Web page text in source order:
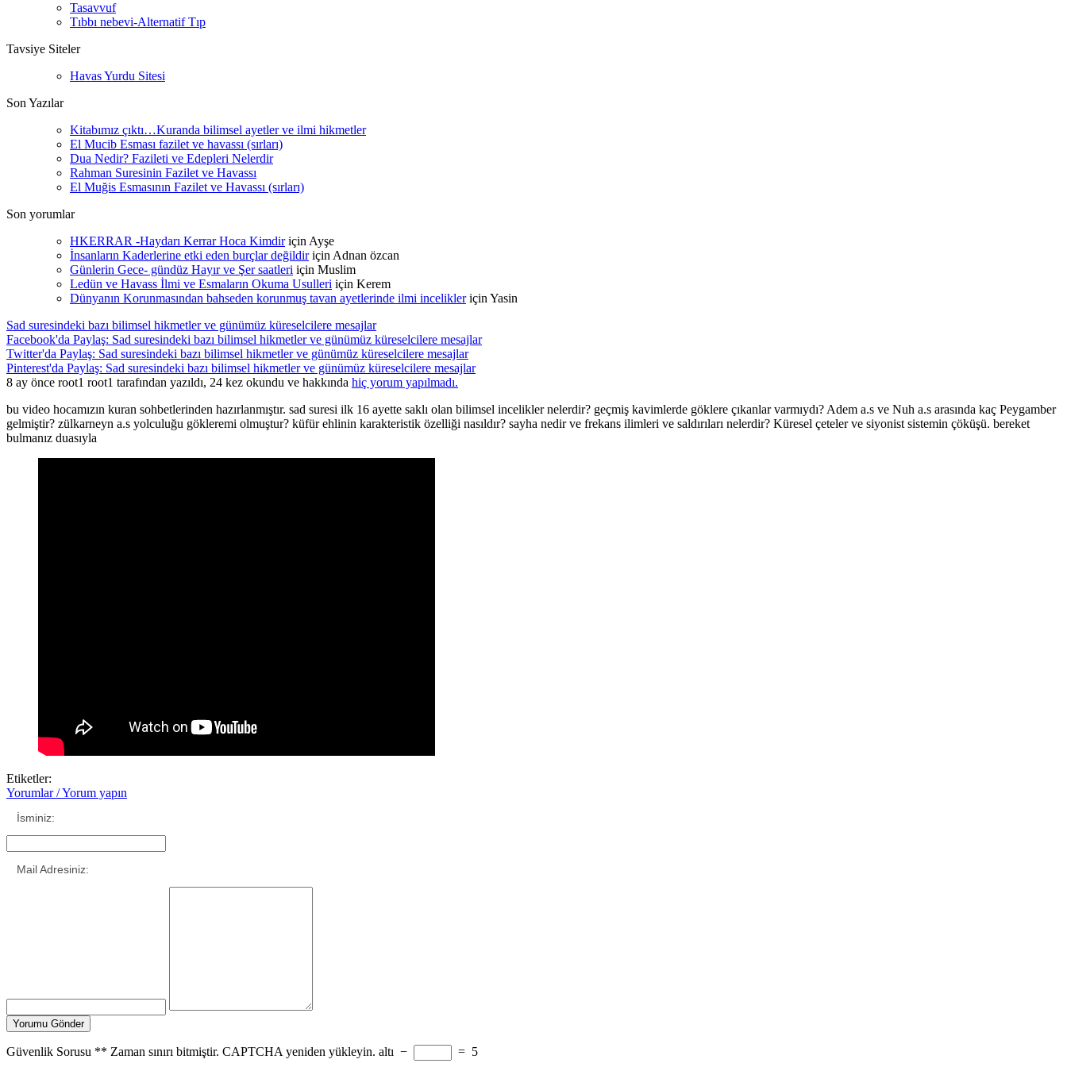
Tasavvuf
Tıbbı nebevi-Alternatif Tıp
Tavsiye Siteler
Havas Yurdu Sitesi
Son Yazılar
Kitabımız çıktı…Kuranda bilimsel ayetler ve ilmi hikmetler
El Mucib Esması fazilet ve havassı (sırları)
Dua Nedir? Fazileti ve Edepleri Nelerdir
Rahman Suresinin Fazilet ve Havassı
El Muğis Esmasının Fazilet ve Havassı (sırları)
Son yorumlar
HKERRAR -Haydarı Kerrar Hoca Kimdiriçin Ayşe
İnsanların Kaderlerine etki eden burçlar değildiriçin Adnan özcan
Günlerin Gece- gündüz Hayır ve Şer saatleri için Muslim
Ledün ve Havass İlmi ve Esmaların Okuma Usulleri için Kerem
Dünyanın Korunmasından bahseden korunmuş tavan ayetlerinde ilmi incelikleriçin Yasin
Sad suresindeki bazı bilimsel hikmetler ve günümüz küreselcilere mesajlar
Facebook'da Paylaş: Sad suresindeki bazı bilimsel hikmetler ve günümüz küreselcilere mesajlar
Twitter'da Paylaş: Sad suresindeki bazı bilimsel hikmetler ve günümüz küreselcilere mesajlar
Pinterest'da Paylaş: Sad suresindeki bazı bilimsel hikmetler ve günümüz küreselcilere mesajlar
8 ay önce root1 root1 tarafından yazıldı, 24 kez okundu ve hakkında hiç yorum yapılmadı.
bu video hocamızın kuran sohbetlerinden hazırlanmıştır. sad suresi ilk 16 ayette saklı olan bilimsel incelikler nelerdir? geçmiş kavimlerde göklere çıkanlar varmıydı? Adem a.s ve Nuh a.s arasında kaç Peygamber
gelmiştir? zülkarneyn a.s yolculuğu gökleremi olmuştur? küfür ehlinin karakteristik özelliği nasıldır? sayha nedir ve frekans ilimleri ve saldırıları nelerdir? Küresel çeteler ve siyonist sistemin çöküşü. bereket
bulmanız duasıyla
Etiketler:
Yorumlar / Yorum yapın
İsminiz:
Mail Adresiniz:
Güvenlik Sorusu ** Zaman sınırı bitmiştir. CAPTCHA yeniden yükleyin. altı − = 5